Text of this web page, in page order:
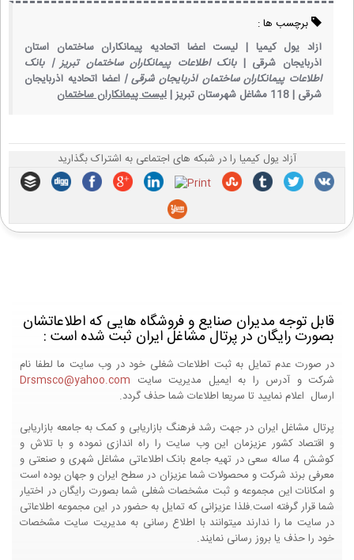
برچسب ها :
آزاد یول کیمیا | لیست اعضا اتحادیه پیمانکاران ساختمان استان
آذربایجان شرقی | بانک اطلاعات پیمانکاران ساختمان تبریز | بانک
اطلاعات پیمانکاران ساختمان آذربایجان شرقی | اعضا اتحادیه آذربایجان
شرقی |118 مشاغل شهرستان تبریز | لیست پیمانکاران ساختمان
آزاد یول کیمیا را در شبکه های اجتماعی به اشتراک بگذارید
قابل توجه مدیران صنایع و فروشگاه هایی که اطلاعاتشان
بصورت رایگان در پرتال مشاغل ایران ثبت شده است :
در صورت عدم تمایل به ثبت اطلاعات شغلی خود در وب سایت ما لطفا نام
شرکت و آدرس را به ایمیل مدیریت سایت Drsmsco@yahoo.com
ارسال اعلام نمایید تا سریعا اطلاعات شما حذف گردد.
پرتال مشاغل ایران در جهت رشد فرهنگ بازاریابی و کمک به جامعه بازاریابی
و اقتصاد کشور عزیزمان این وب سایت را راه اندازی نموده و با تلاش و
کوشش 4 ساله سعی در تهیه جامع بانک اطلاعاتی مشاغل شهری و صنعتی و
معرفی برند شرکت و محصولات شما عزیزان در سطح ایران و جهان بوده است
و امکانات این مجموعه و ثبت مشخصات شغلی شما بصورت رایگان در اختیار
شما قرار گرفته است.فلذا عزیزانی که تمایل به حضور در این مجموعه اطلاعاتی
در سایت ما را ندارند میتوانند با اطلاع رسانی به مدیریت سایت مشخصات
خود را حذف یا بروز رسانی نمایند.